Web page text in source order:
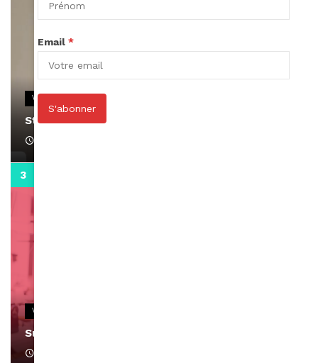
VIDEOS
Stacy passe un message
VIDEOS
Support Black Business Wee-kend
Email *
S'abonner